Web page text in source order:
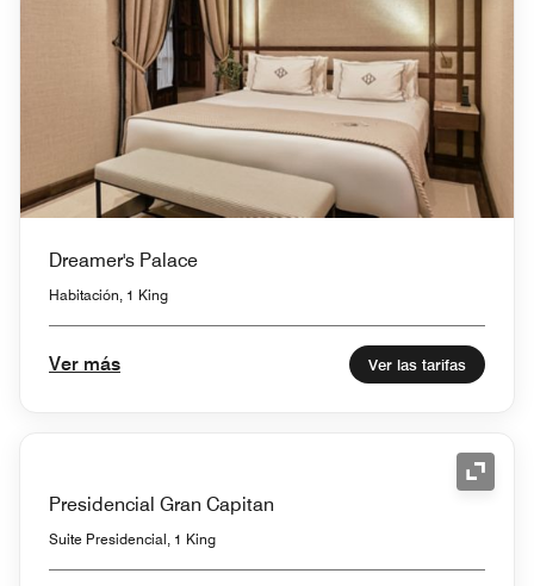
Dreamer's Palace
Habitación, 1 King
Ver más Ver las tarifas
Icono
Presidencial Gran Capitan
Suite Presidencial, 1 King